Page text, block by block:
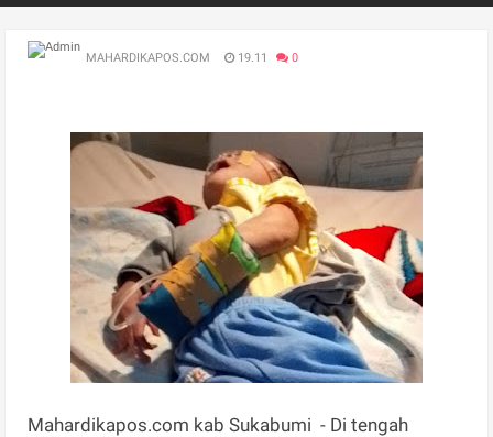
MAHARDIKAPOS.COM 19.11 0
Mahardikapos.com kab Sukabumi - Di tengah